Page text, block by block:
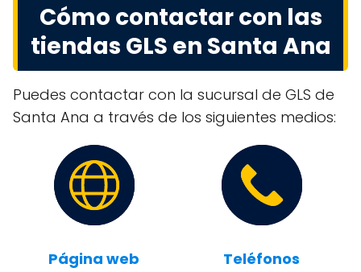
Cómo contactar con las
tiendas GLS en Santa Ana
Puedes contactar con la sucursal de GLS de
Santa Ana a través de los siguientes medios:
Página web Teléfonos